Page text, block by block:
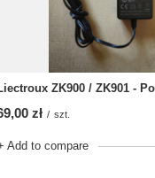
Liectroux ZK900 / ZK901 -
zł / szt.
Add to compare